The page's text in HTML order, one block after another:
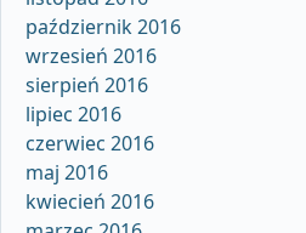
październik 2016
wrzesień 2016
sierpień 2016
lipiec 2016
czerwiec 2016
maj 2016
kwiecień 2016